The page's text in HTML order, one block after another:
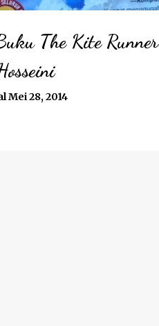
The Kite Runner
Mei 28, 2014